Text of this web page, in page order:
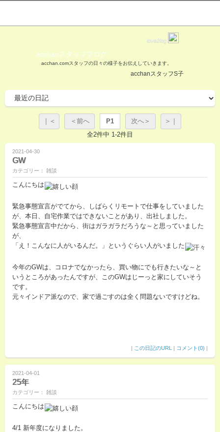
love2log
acchanスタッフブログ
acchan.comスタッフの日々の様子をお伝えしていきます。
acchanスタッフS子
｜＜ ＜前へ P1 次へ＞
＞｜
全2件中 1-2件目
2021-04-30
GW
カテゴリー： 雑談
こんにちは
緊急事態宣言がでてから、しばらくリモートで仕事をしていました
が、本日、自宅作業ではできないことがあり、出社しました。
緊急事態宣言中だから、街はガラガラだろうな～と思っていました
が、
「え！こんなに人がいるんだ。」というぐらい人がいました
今年のGWは、コロナでなかったら、買い物にでも行きたいな～と
いうところがあったんですが、このGWはじーっと家にしていそう
です。
元々インドア派なので、家で過ごすのは全く問題ないですけどね。
| この日記のURL | コメント(0) |
2021-04-01
25年
カテゴリー： 雑談
こんにちは
4/1 新年度になりました。